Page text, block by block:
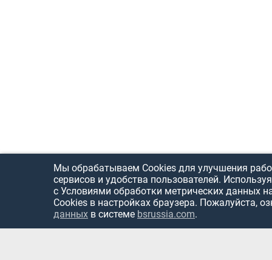
Мы обрабатываем Cookies для улучшения
сервисов и удобства пользователей.
с Условиями обработки метрических данных
Cookies в настройках браузера. Пожалуйста,
данных в системе bsrussia.com.